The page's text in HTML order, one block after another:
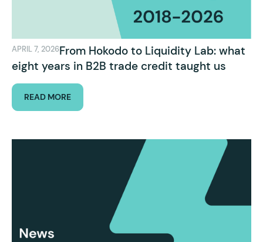
APRIL 7, 2026From Hokodo to Liquidity Lab: what
eight years in B2B trade credit taught us
READ MORE